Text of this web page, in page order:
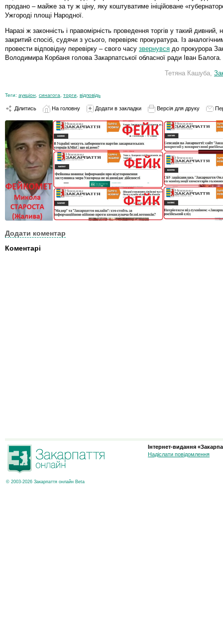
продано – майже за ту ж ціну, яку коштуватиме ініційоване
Ужгороді площі Народної.
Наразі ж законність і правомірність проведення торгів у такий дивний,
закритий спосіб, судячи з усього, перевіряє прокуратура. Із
провести відповідну перевірку – свого часу звернувся до прокурора
Володимира Корбаня голова Закарпатської обласної ради Іван Балога.
Тетяна Кашуба,
Теги: аукціон синагога торги відповідь
Ділитись На головну Додати в закладки Версія для друку
Додати коментар
Коментарі
© 2003-2026 Закарпаття онлайн Beta
Інтернет-видання
Надіслати повідомлення